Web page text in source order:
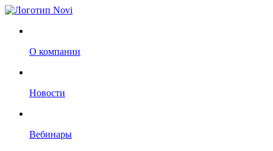
О компании
Новости
Вебинары